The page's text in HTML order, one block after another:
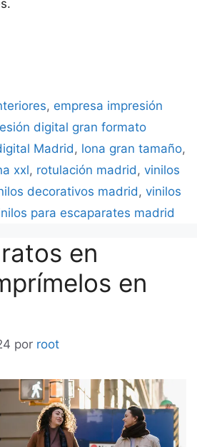
, empresa impresión
digital gran formato
Madrid , lona gran tamaño,
xxl, rotulación madrid , vinilos
decorativos madrid, vinilos
para escaparates madrid
en
en
por root